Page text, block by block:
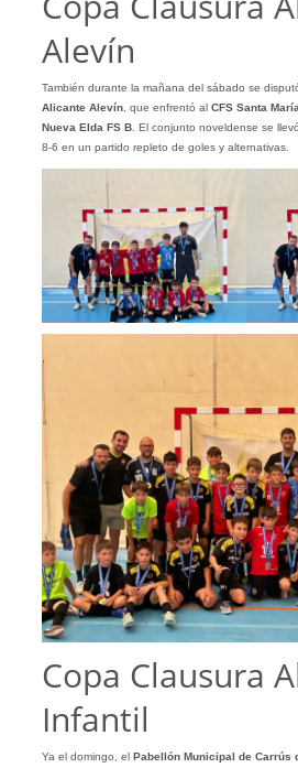
Alevín
También durante la mañana del sábado se
Alicante Alevín, que enfrentó al CFS Santa
Nueva Elda FS B. El conjunto noveldense se
8-6 en un partido repleto de goles y alternativas.
Copa Clausura
Infantil
Ya el domingo, el Pabellón Municipal de Carrús